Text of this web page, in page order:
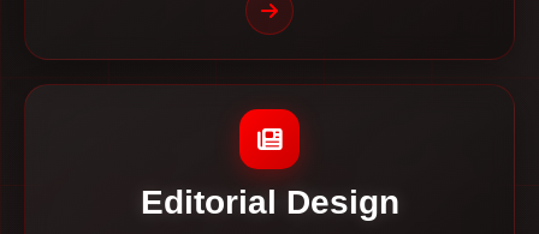
Editorial Design